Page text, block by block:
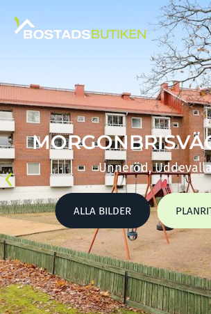
Unneröd,
ALLA BILDER
‹